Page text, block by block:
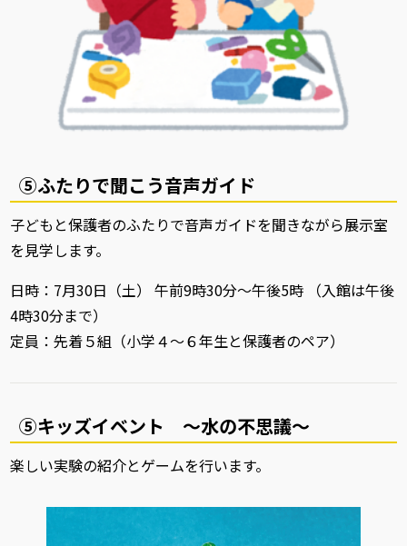
⑤ふたりで聞こう音声ガイド
子どもと保護者のふたりで音声ガイドを聞きながら展示室
を見学します。
日時：7月30日（土） 午前9時30分～午後5時 （入館は午後
4時30分まで）
定員：先着５組（小学４～６年生と保護者のペア）
⑤キッズイベント ～水の不思議～
楽しい実験の紹介とゲームを行います。